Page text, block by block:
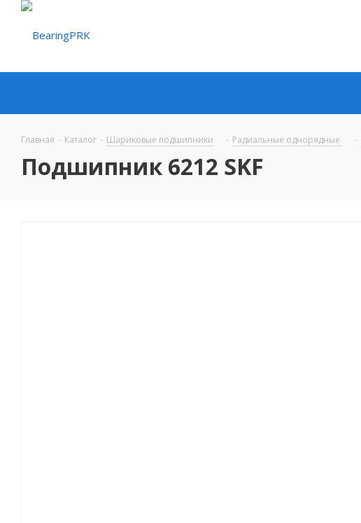
Главная - Каталог - Шариковые подшипники - Радиальные однорядные -
Подшипник 6212 SKF